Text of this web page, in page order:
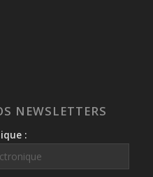
NEWSLETTERS
: